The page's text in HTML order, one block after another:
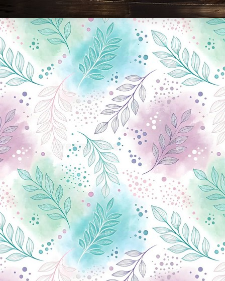
Новини Чернігова, Чернігівські новини, Чернігівський формат, новини Чернігова, події в Чернігові: політика, економіка, аналітика, культура, відеоновини, екологія, спортивний Чернігів, туризм, Чернігів